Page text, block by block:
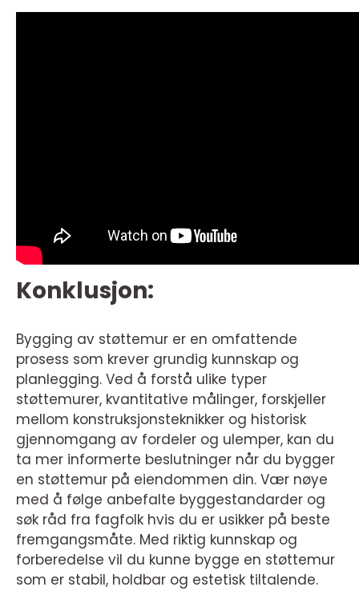
Konklusjon:
Bygging av støttemur er en omfattende
prosess som krever grundig kunnskap og
planlegging. Ved å forstå ulike typer
støttemurer, kvantitative målinger, forskjeller
mellom konstruksjonsteknikker og historisk
gjennomgang av fordeler og ulemper, kan du
ta mer informerte beslutninger når du bygger
en støttemur på eiendommen din. Vær nøye
med å følge anbefalte byggestandarder og
søk råd fra fagfolk hvis du er usikker på beste
fremgangsmåte. Med riktig kunnskap og
forberedelse vil du kunne bygge en støttemur
som er stabil, holdbar og estetisk tiltalende.